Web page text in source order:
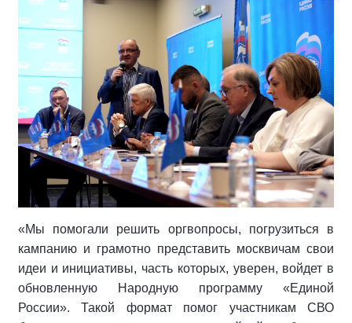
«Мы помогали решить оргвопросы, погрузиться в
кампанию и грамотно представить москвичам свои
идеи и инициативы, часть которых, уверен, войдет в
обновленную Народную программу «Единой
России». Такой формат помог участникам СВО